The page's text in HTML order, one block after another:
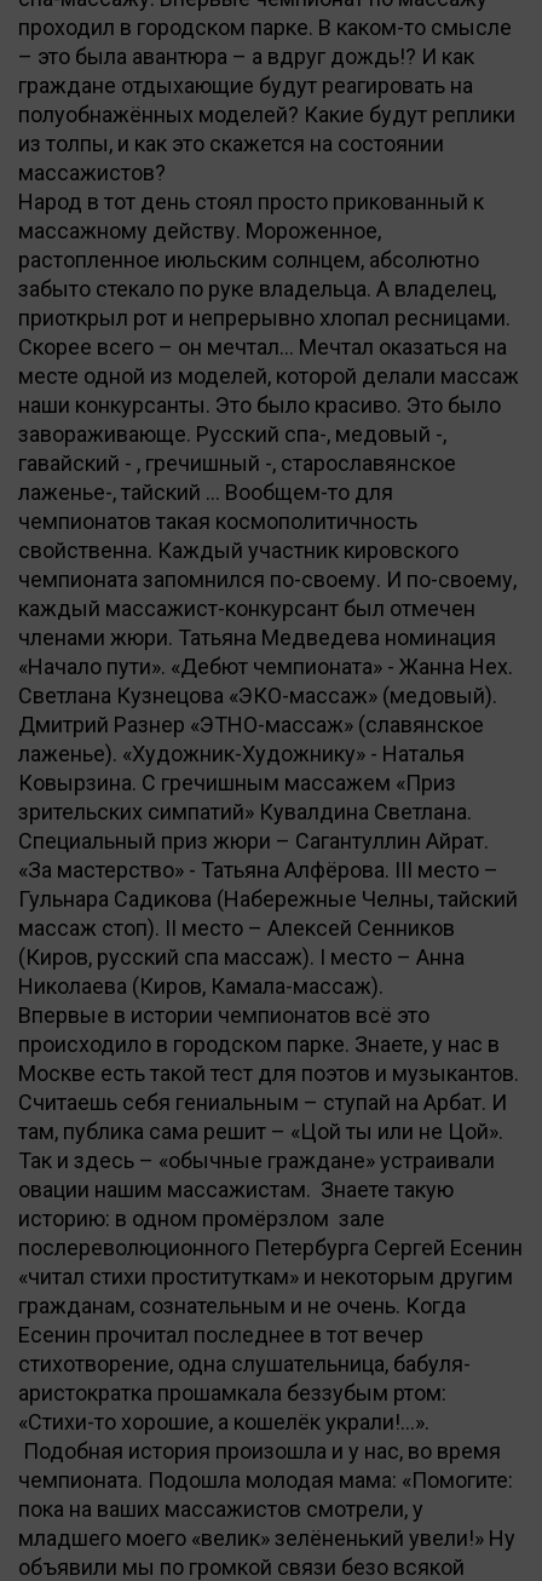
проходил в городском парке. В каком-то смысле
– это была авантюра – а вдруг дождь!? И как
граждане отдыхающие будут реагировать на
полуобнажённых моделей? Какие будут реплики
из толпы, и как это скажется на состоянии
массажистов?
Народ в тот день стоял просто прикованный к
массажному действу. Мороженное,
растопленное июльским солнцем, абсолютно
забыто стекало по руке владельца. А владелец,
приоткрыл рот и непрерывно хлопал ресницами.
Скорее всего – он мечтал… Мечтал оказаться на
месте одной из моделей, которой делали массаж
наши конкурсанты. Это было красиво. Это было
завораживающе. Русский спа-, медовый -,
гавайский - , гречишный -, старославянское
лаженье-, тайский … Вообщем-то для
чемпионатов такая космополитичность
свойственна. Каждый участник кировского
чемпионата запомнился по-своему. И по-своему,
каждый массажист-конкурсант был отмечен
членами жюри. Татьяна Медведева номинация
«Начало пути». «Дебют чемпионата» - Жанна Нех.
Светлана Кузнецова «ЭКО-массаж» (медовый).
Дмитрий Разнер «ЭТНО-массаж» (славянское
лаженье). «Художник-Художнику» - Наталья
Ковырзина. С гречишным массажем «Приз
зрительских симпатий» Кувалдина Светлана.
Специальный приз жюри – Сагантуллин Айрат.
«За мастерство» - Татьяна Алфёрова. III место –
Гульнара Садикова (Набережные Челны, тайский
массаж стоп). II место – Алексей Сенников
(Киров, русский спа массаж). I место – Анна
Николаева (Киров, Камала-массаж).
Впервые в истории чемпионатов всё это
происходило в городском парке. Знаете, у нас в
Москве есть такой тест для поэтов и музыкантов.
Считаешь себя гениальным – ступай на Арбат. И
там, публика сама решит – «Цой ты или не Цой».
Так и здесь – «обычные граждане» устраивали
овации нашим массажистам. Знаете такую
историю: в одном промёрзлом зале
послереволюционного Петербурга Сергей Есенин
«читал стихи проституткам» и некоторым другим
гражданам, сознательным и не очень. Когда
Есенин прочитал последнее в тот вечер
стихотворение, одна слушательница, бабуля-
аристократка прошамкала беззубым ртом:
«Стихи-то хорошие, а кошелёк украли!...».
Подобная история произошла и у нас, во время
чемпионата. Подошла молодая мама: «Помогите:
пока на ваших массажистов смотрели, у
младшего моего «велик» зелёненький увели!» Ну
объявили мы по громкой связи безо всякой